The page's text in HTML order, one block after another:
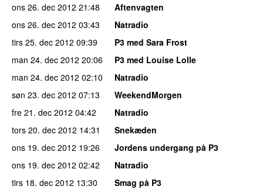
ons 26. dec 2012 21:48
Aftenvagten
ons 26. dec 2012 03:43
Natradio
tirs 25. dec 2012 09:39
P3 med Sara Frost
man 24. dec 2012 20:06
P3 med Louise Lolle
man 24. dec 2012 02:10
Natradio
søn 23. dec 2012 07:13
WeekendMorgen
fre 21. dec 2012 04:42
Natradio
tors 20. dec 2012 14:31
Snekæden
ons 19. dec 2012 19:26
Jordens undergang på P3
ons 19. dec 2012 02:42
Natradio
tirs 18. dec 2012 13:30
Smag på P3